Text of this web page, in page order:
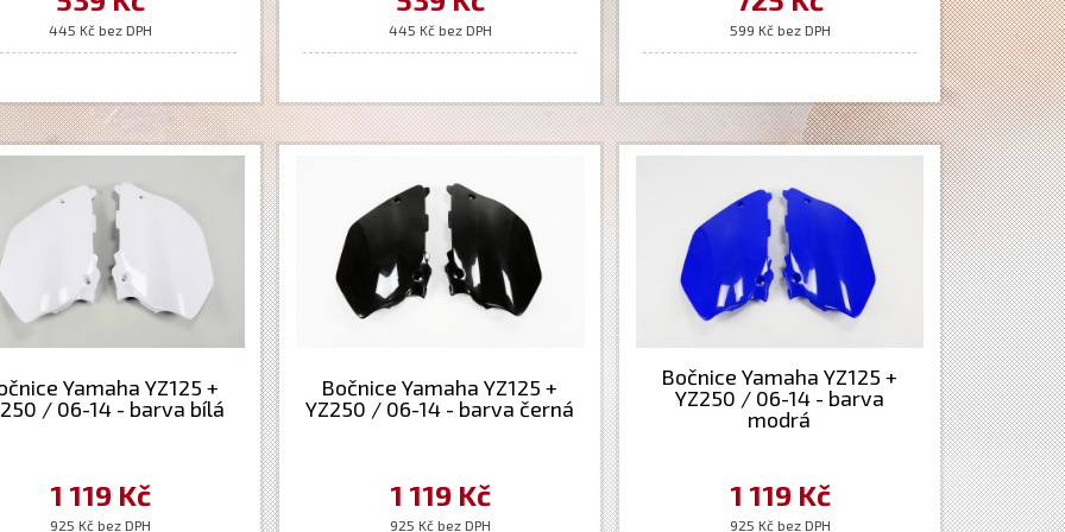
445 Kč bez DPH 445 Kč bez DPH 599 Kč bez DPH
Yamaha YZ125 +
/ 06-14 - barva bílá
1 119 Kč
925 Kč bez DPH
Bočnice Yamaha YZ125 +
YZ250 / 06-14 - barva černá
1 119 Kč
925 Kč bez DPH
Bočnice Yamaha YZ125 +
YZ250 / 06-14 - barva
modrá
1 119 Kč
925 Kč bez DPH